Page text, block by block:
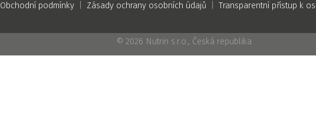
Obchodní podmínky Zásady ochrany osobních údajů Transparentní přístup k
© 2026 Nutrin s.r.o., Česká republika